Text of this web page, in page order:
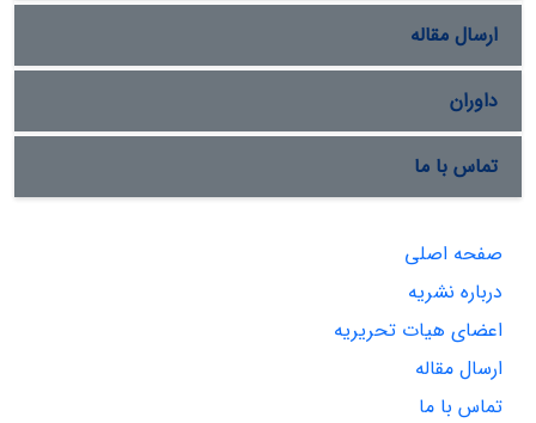
ارسال مقاله
داوران
تماس با ما
صفحه اصلی
درباره نشریه
اعضای هیات تحریریه
ارسال مقاله
تماس با ما